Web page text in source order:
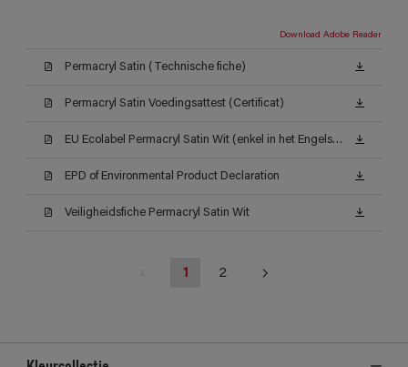
Download Adobe Reader
Permacryl Satin (Technische fiche)
Permacryl Satin Voedingsattest (Certificat)
EU Ecolabel Permacryl Satin Wit (enkel in het Engels beschikbaar)
EPD of Environmental Product Declaration
Veiligheidsfiche Permacryl Satin Wit
1 2